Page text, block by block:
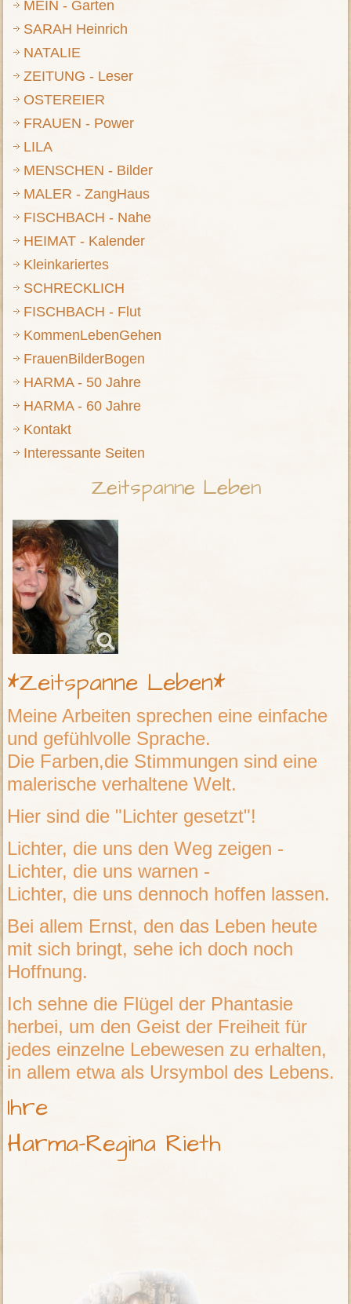
MEIN - Garten
SARAH Heinrich
NATALIE
ZEITUNG - Leser
OSTEREIER
FRAUEN - Power
LILA
MENSCHEN - Bilder
MALER - ZangHaus
FISCHBACH - Nahe
HEIMAT - Kalender
Kleinkariertes
SCHRECKLICH
FISCHBACH - Flut
KommenLebenGehen
FrauenBilderBogen
HARMA - 50 Jahre
HARMA - 60 Jahre
Kontakt
Interessante Seiten
Zeitspanne Leben
*Zeitspanne Leben*
Meine Arbeiten sprechen eine einfache
und gefühlvolle Sprache.
Die Farben,die Stimmungen sind eine
malerische verhaltene Welt.
Hier sind die "Lichter gesetzt"!
Lichter, die uns den Weg zeigen -
Lichter, die uns warnen -
Lichter, die uns dennoch hoffen lassen.
Bei allem Ernst, den das Leben heute
mit sich bringt, sehe ich doch noch
Hoffnung.
Ich sehne die Flügel der Phantasie
herbei, um den Geist der Freiheit für
jedes einzelne Lebewesen zu erhalten,
in allem etwa als Ursymbol des Lebens.
Ihre
Harma-Regina Rieth